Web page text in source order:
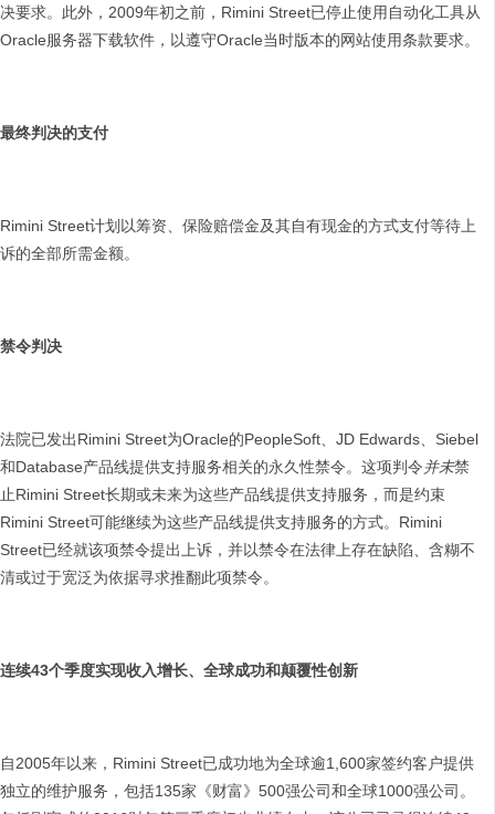
决要求。此外，2009年初之前，Rimini Street已停止使用自动化工具从
Oracle服务器下载软件，以遵守Oracle当时版本的网站使用条款要求。
最终判决的支付
Rimini Street计划以筹资、保险赔偿金及其自有现金的方式支付等待上
诉的全部所需金额。
禁令判决
法院已发出Rimini Street为Oracle的PeopleSoft、JD Edwards、Siebel
和Database产品线提供支持服务相关的永久性禁令。这项判令并未禁
止Rimini Street长期或未来为这些产品线提供支持服务，而是约束
Rimini Street可能继续为这些产品线提供支持服务的方式。Rimini
Street已经就该项禁令提出上诉，并以禁令在法律上存在缺陷、含糊不
清或过于宽泛为依据寻求推翻此项禁令。
连续43个季度实现收入增长、全球成功和颠覆性创新
自2005年以来，Rimini Street已成功地为全球逾1,600家签约客户提供
独立的维护服务，包括135家《财富》500强公司和全球1000强公司。